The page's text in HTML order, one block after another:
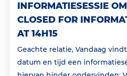
INFORMATIESESSIE
CLOSED FOR
AT 14H15
Geachte relatie, Vandaag
datum en tijd een